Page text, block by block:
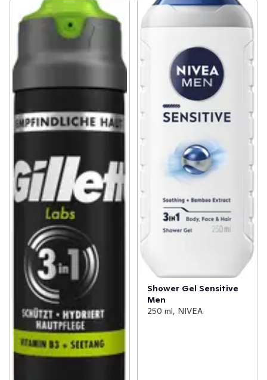
Shower Gel Sensitive
Men
250 ml, NIVEA